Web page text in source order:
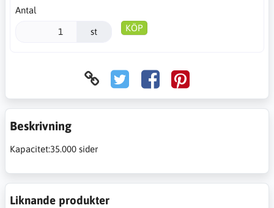
Antal
st KÖP
Beskrivning
Kapacitet:35.000 sider
Liknande produkter